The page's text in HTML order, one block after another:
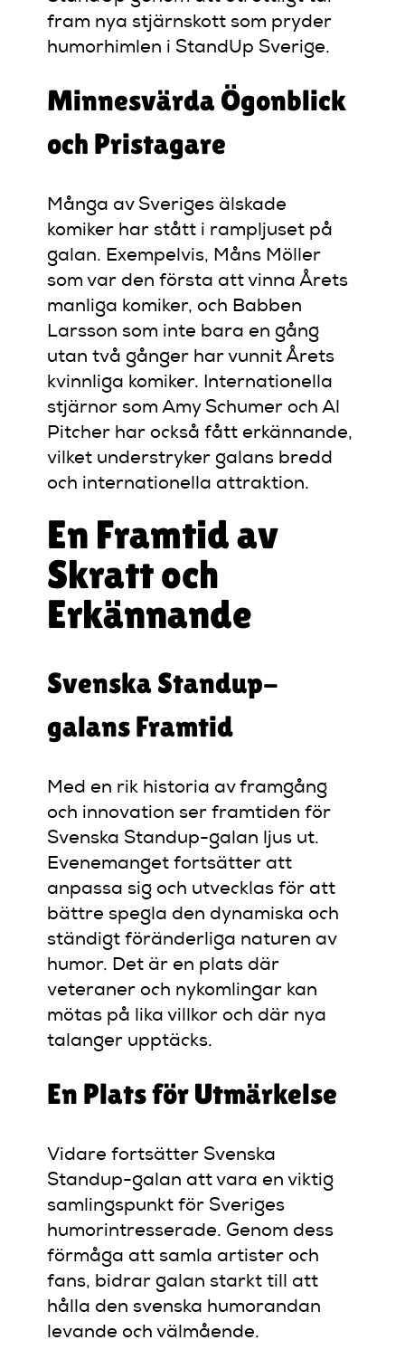
fram nya stjärnskott som pryder
humorhimlen i StandUp Sverige.
Minnesvärda Ögonblick
och Pristagare
Många av Sveriges älskade
komiker har stått i rampljuset på
galan. Exempelvis, Måns Möller
som var den första att vinna Årets
manliga komiker, och Babben
Larsson som inte bara en gång
utan två gånger har vunnit Årets
kvinnliga komiker. Internationella
stjärnor som Amy Schumer och Al
Pitcher har också fått erkännande,
vilket understryker galans bredd
och internationella attraktion.
En Framtid av
Skratt och
Erkännande
Svenska Standup-
galans Framtid
Med en rik historia av framgång
och innovation ser framtiden för
Svenska Standup-galan ljus ut.
Evenemanget fortsätter att
anpassa sig och utvecklas för att
bättre spegla den dynamiska och
ständigt föränderliga naturen av
humor. Det är en plats där
veteraner och nykomlingar kan
mötas på lika villkor och där nya
talanger upptäcks.
En Plats för Utmärkelse
Vidare fortsätter Svenska
Standup-galan att vara en viktig
samlingspunkt för Sveriges
humorintresserade. Genom dess
förmåga att samla artister och
fans, bidrar galan starkt till att
hålla den svenska humorandan
levande och välmående.